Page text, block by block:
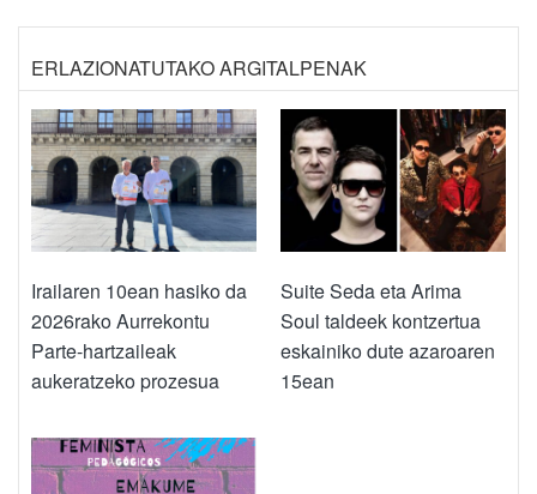
ERLAZIONATUTAKO ARGITALPENAK
Irailaren 10ean hasiko da
2026rako Aurrekontu
Parte-hartzaileak
aukeratzeko prozesua
Suite Seda eta Arima
Soul taldeek kontzertua
eskainiko dute azaroaren
15ean